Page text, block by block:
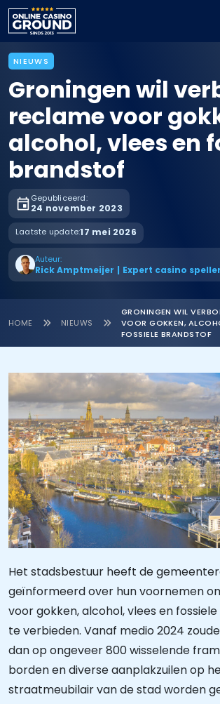
NIEUWS
Groningen wil
reclame voor
alcohol, vlees en
brandstof
Gepubliceerd:
24 november 2023
Laatste update:17 mei 2026
Auteur:
Rick Amptmeijer | Expert casino
HOME NIEUWS
GRONINGEN WIL
VOOR GOKKEN,
FOSSIELE BRANDSTOF
Het stadsbestuur heeft de
geïnformeerd over hun voornemen
voor gokken, alcohol, vlees en
te verbieden. Vanaf medio 2024
dan op ongeveer 800 wisselende
borden en diverse aanplakzuilen op
straatmeubilair van de stad worden